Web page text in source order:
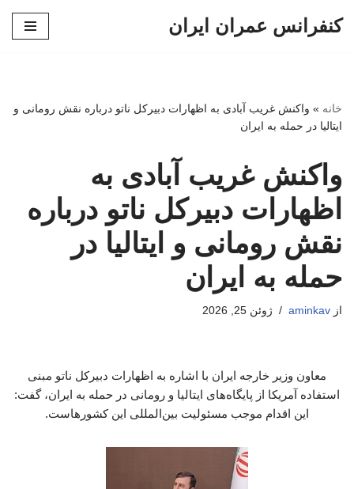
کنفرانس عمران ایران
خانه » واکنش غریب آبادی به اظهارات دبیرکل ناتو درباره نقش رومانی و
ایتالیا در حمله به ایران
واکنش غریب آبادی به
اظهارات دبیرکل ناتو درباره
نقش رومانی و ایتالیا در
حمله به ایران
از aminkav ژوئن 25, 2026
معاون وزیر خارجه ایران با اشاره به اظهارات دبیرکل ناتو مبنی
استفاده آمریکا از پایگاه‌های ایتالیا و رومانی در حمله به ایران، گفت:
این اقدام موجب مسئولیت بین‌المللی این کشورهاست.